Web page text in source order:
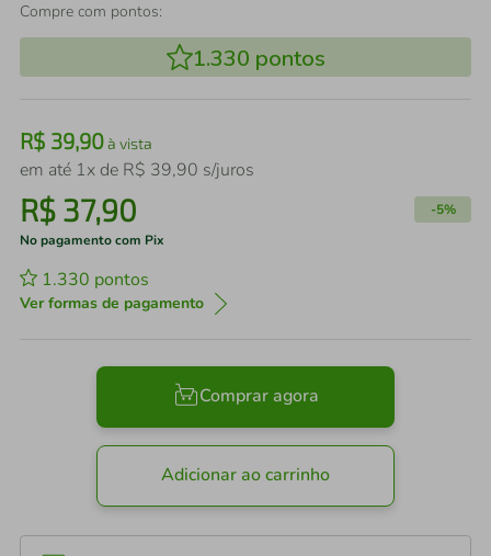
Compre com pontos:
1.330 pontos
R$ 39,90à vista
em até 1x de R$ 39,90 s/juros
R$ 37,90 -5%
No pagamento com Pix
1.330 pontos
Ver formas de pagamento
Comprar agora
Adicionar ao carrinho